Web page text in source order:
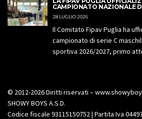
CAMPIONATO NAZIONALE
28 LUGLIO 2026
Il Comitato Fipav Puglia ha
campionato di serie C
sportiva 2026/2027, primo
© 2012-2026 Diritti riservati –
SHOWY BOYS A.S.D.
Codice fiscale 93115150752 | Partita Iva